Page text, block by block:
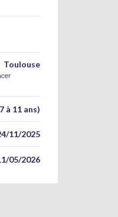
Toulouse
à 11 ans)
11/2025
05/2026